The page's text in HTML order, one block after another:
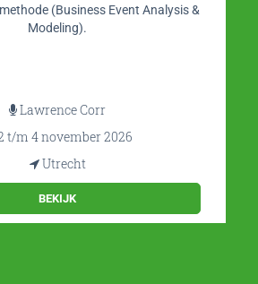
(Business Event Analysis &
Modeling).
Lawrence Corr
t/m 4 november 2026
Utrecht
BEKIJK